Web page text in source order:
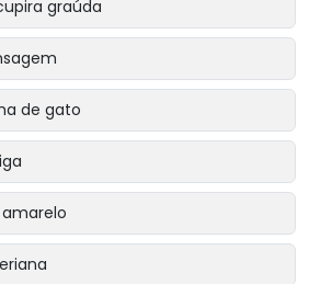
graúda
de gato